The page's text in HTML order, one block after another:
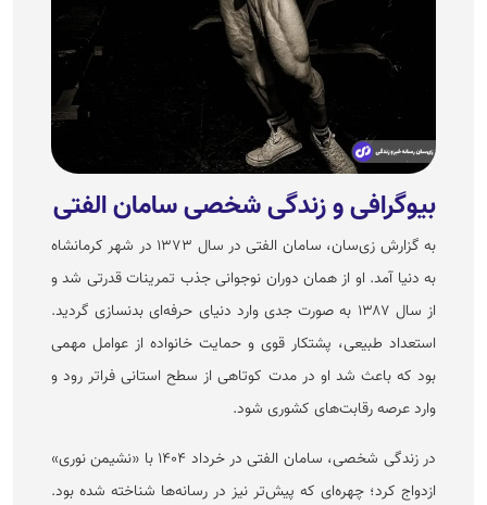
بیوگرافی و زندگی شخصی سامان الفتی
به گزارش زی‌سان، سامان الفتی در سال ۱۳۷۳ در شهر کرمانشاه
به دنیا آمد. او از همان دوران نوجوانی جذب تمرینات قدرتی شد و
از سال ۱۳۸۷ به صورت جدی وارد دنیای حرفه‌ای بدنسازی گردید.
استعداد طبیعی، پشتکار قوی و حمایت خانواده از عوامل مهمی
بود که باعث شد او در مدت کوتاهی از سطح استانی فراتر رود و
وارد عرصه رقابت‌های کشوری شود.
در زندگی شخصی، سامان الفتی در خرداد ۱۴۰۴ با «نشیمن نوری»
ازدواج کرد؛ چهره‌ای که پیش‌تر نیز در رسانه‌ها شناخته شده بود.